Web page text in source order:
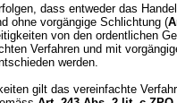
dass entweder das
ohne vorgängige Schlichtung (
von den ordentlichen
Verfahren und mit
werden.
gilt das vereinfachte